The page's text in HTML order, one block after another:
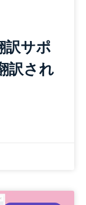
サポ
訳され